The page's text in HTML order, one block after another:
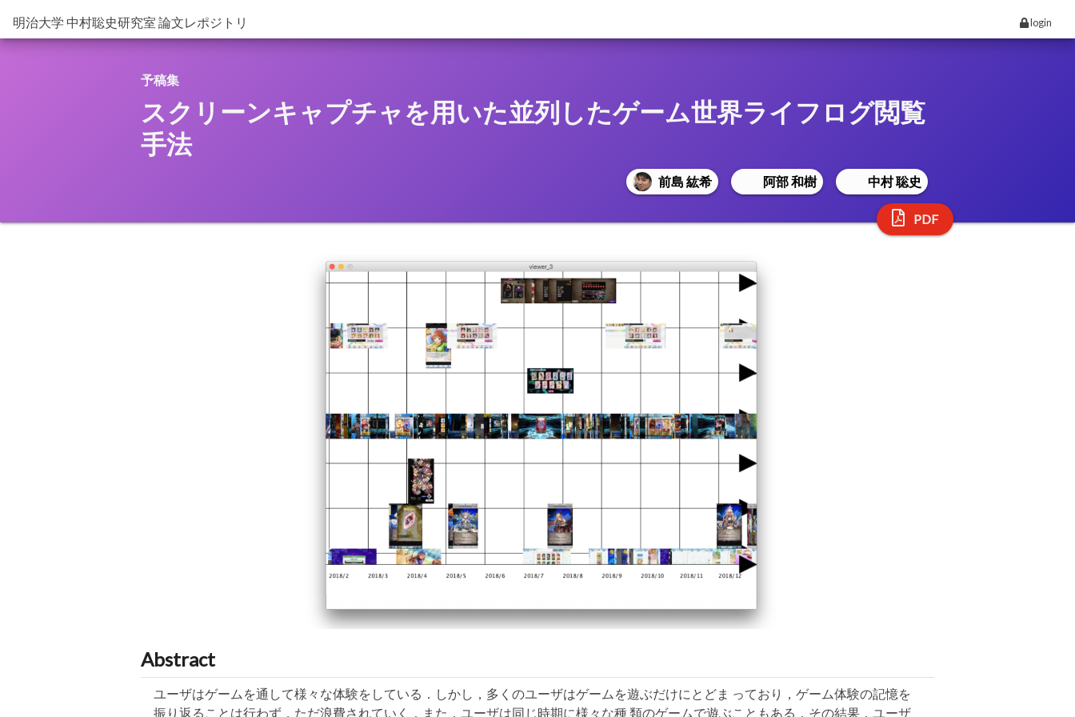
明治大学 中村聡史研究室 論文レポジトリ login
予稿集
スクリーンキャプチャを用いた並列したゲーム世界ライフログ閲覧
手法
前島 紘希 阿部 和樹 中村 聡史
PDF
Abstract
ユーザはゲームを通して様々な体験をしている．しかし，多くのユーザはゲームを遊ぶだけにとどま っており，ゲーム体験の記憶を
振り返ることは行わず，ただ浪費されていく．また，ユーザは同じ時期に様々な種 類のゲームで遊ぶこともある．その結果，ユーザ